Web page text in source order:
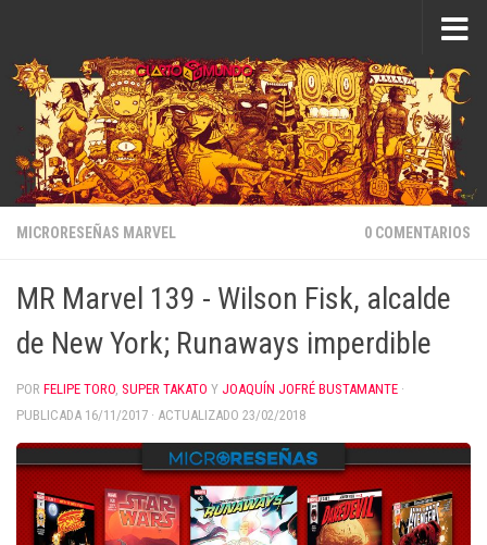
MICRORESEÑAS MARVEL 0 COMENTARIOS
MR Marvel 139 - Wilson Fisk, alcalde
de New York; Runaways imperdible
POR FELIPE TORO, SUPER TAKATO Y JOAQUÍN JOFRÉ BUSTAMANTE ·
PUBLICADA 16/11/2017 · ACTUALIZADO 23/02/2018